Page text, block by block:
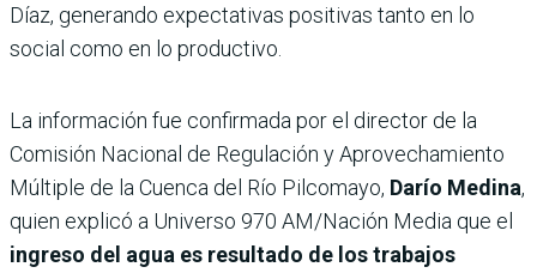
Díaz, generando expectativas positivas tanto en lo
social como en lo productivo.
La información fue confirmada por el director de la
Comisión Nacional de Regulación y Aprovechamiento
Múltiple de la Cuenca del Río Pilcomayo, Darío Medina,
quien explicó a Universo 970 AM/Nación Media que el
ingreso del agua es resultado de los trabajos